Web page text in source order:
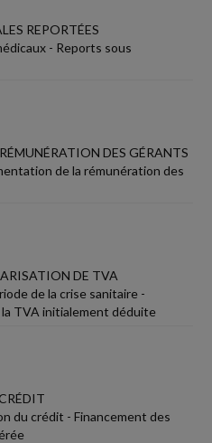
REPORTÉES
- Reports sous
DES GÉRANTS
de la rémunération des
DE TVA
de la crise sanitaire -
TVA initialement déduite
du crédit - Financement des